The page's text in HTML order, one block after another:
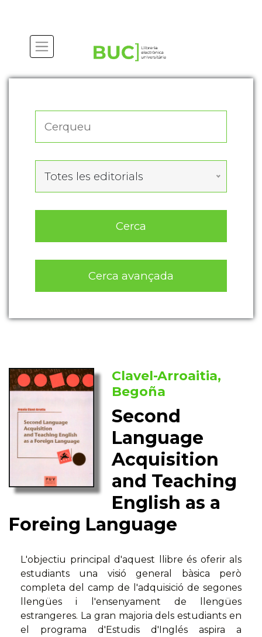
Totes les editorials
Cerca
Cerca avançada
Clavel-Arroaitia,
Begoña
Second
Language
Acquisition
and Teaching
English as a
Foreing Language
L'objectiu principal d'aquest llibre és oferir als
estudiants una visió general bàsica però
completa del camp de l'adquisició de segones
llengües i l'ensenyament de llengües
estrangeres. La gran majoria dels estudiants en
el programa d'Estudis d'Inglés aspira a